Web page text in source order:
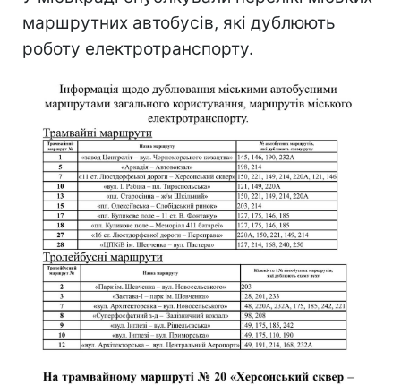
маршрутних автобусів, які дублюють
роботу електротранспорту.